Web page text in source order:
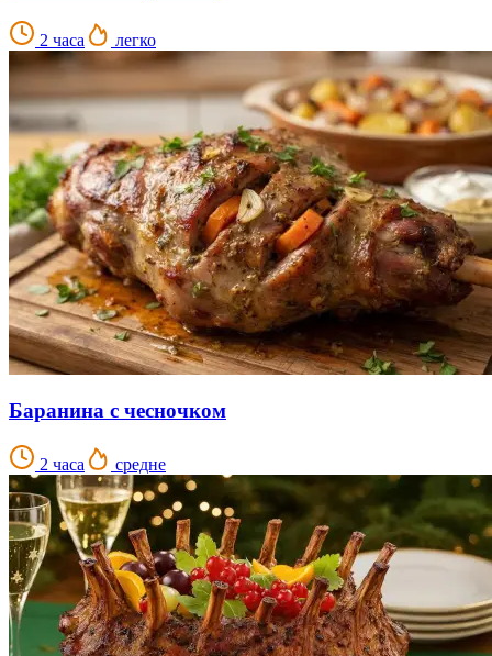
2 часа легко
Баранина с чесночком
2 часа средне